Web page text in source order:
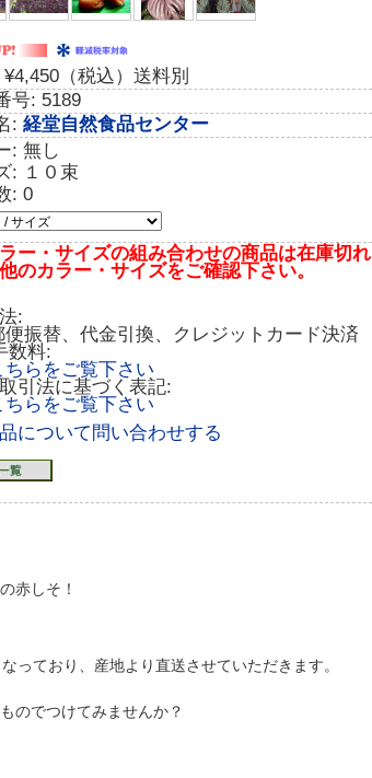
¥4,450（税込）送料別
号: 5189
: 経堂自然食品センター
: 無し
: １０束
: 0
ー・サイズの組み合わせの商品は在庫切れ
のカラー・サイズをご確認下さい。
:
便振替、代金引換、クレジットカード決済
数料:
ちらをご覧下さい
引法に基づく表記:
ちらをご覧下さい
について問い合わせする
赤しそ！
っており、産地より直送させていただきます。
のでつけてみませんか？